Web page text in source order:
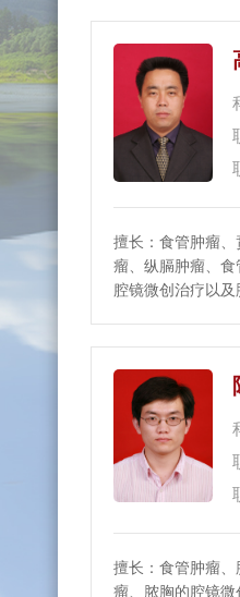
擅长：食管肿瘤
瘤、纵膈肿瘤、
腔镜微创治疗以及
擅长：食管肿瘤
瘤、脓胸的腔镜